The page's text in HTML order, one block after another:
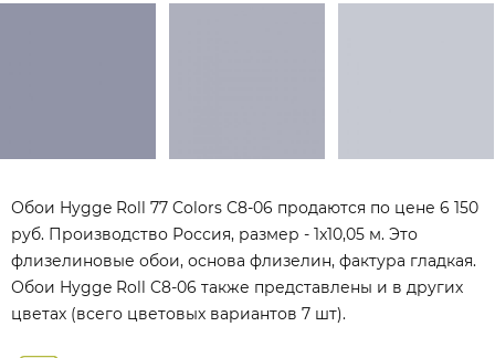
Обои Hygge Roll 77 Colors C8-06 продаются по цене 6 150
руб. Производство Россия, размер - 1x10,05 м. Это
флизелиновые обои, основа флизелин, фактура гладкая.
Обои Hygge Roll C8-06 также представлены и в других
цветах (всего цветовых вариантов 7 шт).